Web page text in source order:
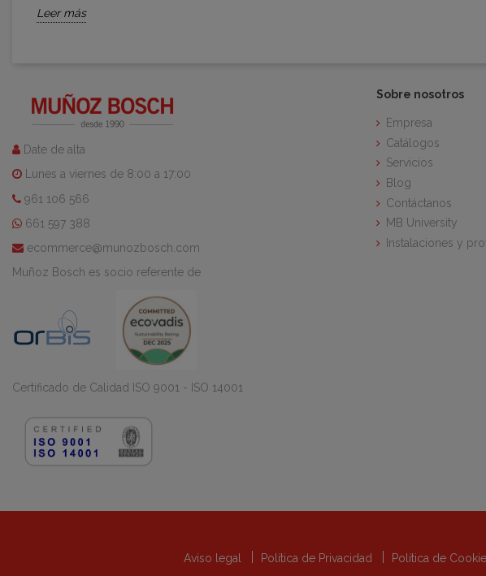
Leer más
Date de alta
Lunes a viernes de 8:00 a 17:00
961 106 566
661 597 388
ecommerce@munozbosch.com
Muñoz Bosch es socio referente de
Certificado de Calidad ISO 9001 - ISO 14001
Sobre nosotros
Empresa
Catálogos
Servicios
Blog
Contáctanos
MB University
Instalaciones y
Aviso legal Política de Privacidad Política de